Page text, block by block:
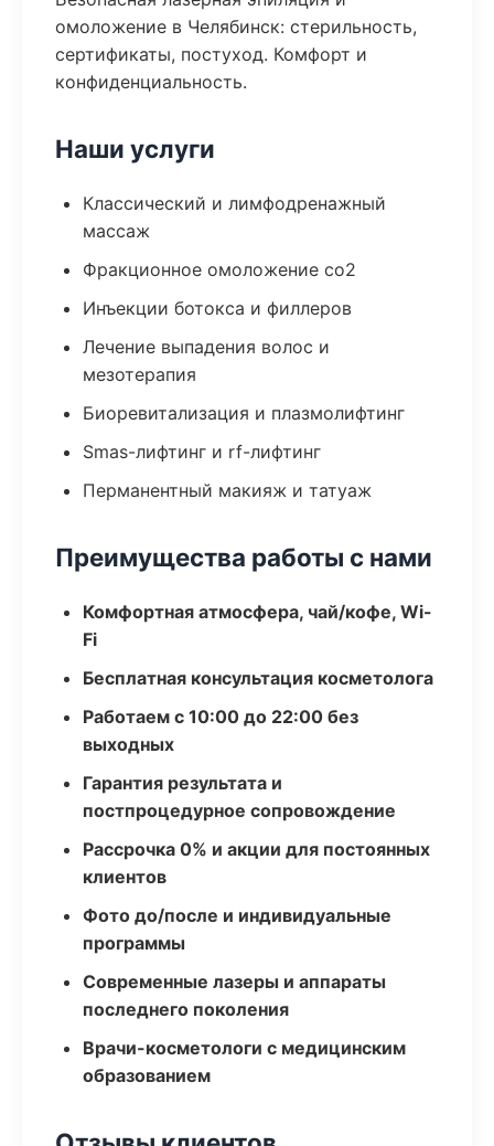
омоложение в Челябинск: стерильность,
сертификаты, постуход. Комфорт и
конфиденциальность.
Наши услуги
Классический и лимфодренажный
массаж
Фракционное омоложение co2
Инъекции ботокса и филлеров
Лечение выпадения волос и
мезотерапия
Биоревитализация и плазмолифтинг
Smas-лифтинг и rf-лифтинг
Перманентный макияж и татуаж
Преимущества работы с нами
Комфортная атмосфера, чай/кофе, Wi-
Fi
Бесплатная консультация косметолога
Работаем с 10:00 до 22:00 без
выходных
Гарантия результата и
постпроцедурное сопровождение
Рассрочка 0% и акции для постоянных
клиентов
Фото до/после и индивидуальные
программы
Современные лазеры и аппараты
последнего поколения
Врачи-косметологи с медицинским
образованием